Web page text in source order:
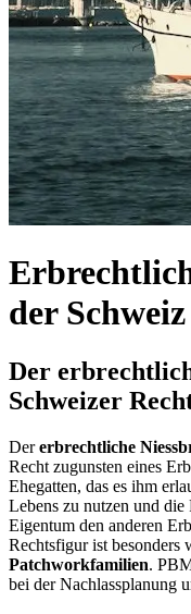
der Schweiz
Der
Schweizer
Dererbrechtliche
Recht zugunsten eines
Ehegatten, das es ihm
Lebens zu nutzen und die
Eigentum den anderen
Rechtsfigur ist besonders
Patchworkfamilien.
bei der Nachlassplanung